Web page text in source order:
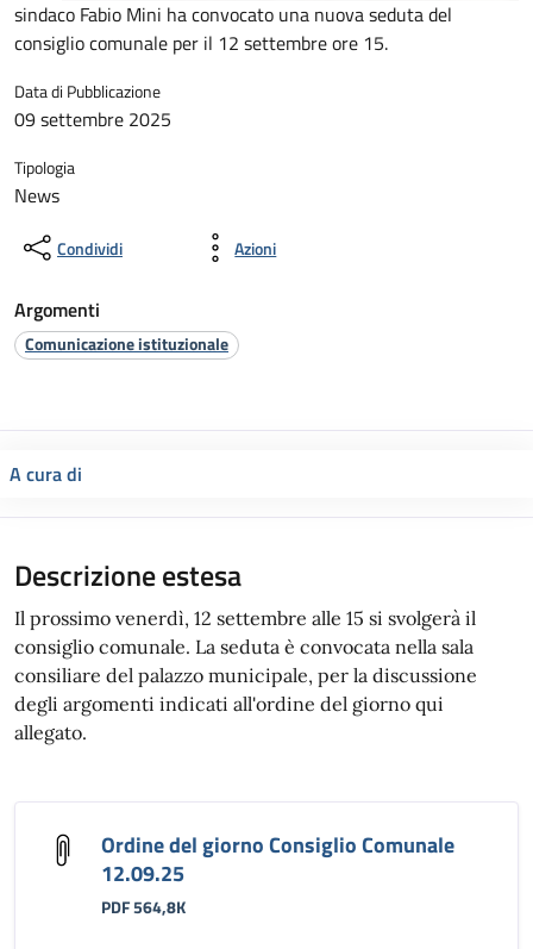
sindaco Fabio Mini ha convocato una nuova seduta del
consiglio comunale per il 12 settembre ore 15.
Data di Pubblicazione
09 settembre 2025
Tipologia
News
Condividi Azioni
Argomenti
Comunicazione istituzionale
A cura di
Descrizione estesa
Il prossimo venerdì, 12 settembre alle 15 si svolgerà il
consiglio comunale. La seduta è convocata nella sala
consiliare del palazzo municipale, per la discussione
degli argomenti indicati all'ordine del giorno qui
allegato.
Ordine del giorno Consiglio Comunale
12.09.25
PDF 564,8K